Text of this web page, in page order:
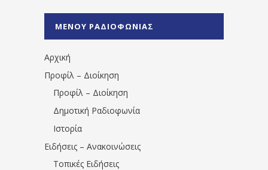
1531194763766854/" artist="" ]
ΜΕΝΟΥ ΡΑΔΙΟΦΩΝΙΑΣ
Αρχική
Προφίλ – Διοίκηση
Προφίλ – Διοίκηση
Δημοτική Ραδιοφωνία
Ιστορία
Ειδήσεις – Ανακοινώσεις
Τοπικές Ειδήσεις